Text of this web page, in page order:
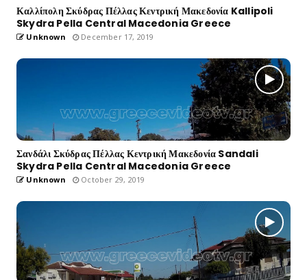
Καλλίπολη Σκύδρας Πέλλας Κεντρική Μακεδονία Kallipoli
Skydra Pella Central Macedonia Greece
Unknown December 17, 2019
Σανδάλι Σκύδρας Πέλλας Κεντρική Μακεδονία Sandali
Skydra Pella Central Macedonia Greece
Unknown October 29, 2019